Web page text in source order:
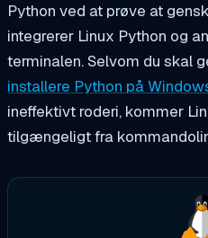
Python ved at prøve at
integrerer Linux Python og
terminalen. Selvom du skal
installere Python på
ineffektivt roderi, kommer
tilgængeligt fra